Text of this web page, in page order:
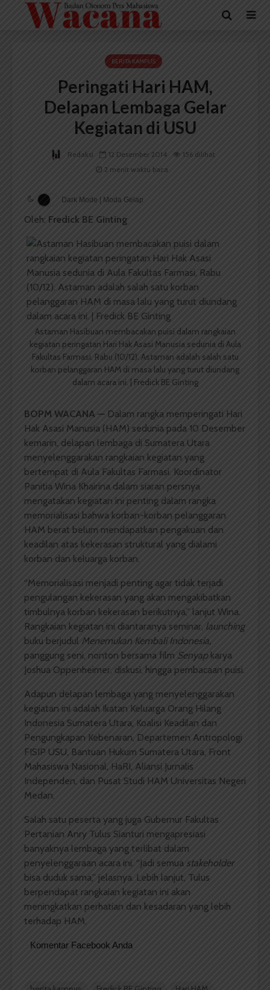
BERITA KAMPUS
Peringati Hari HAM,
Delapan Lembaga Gelar
Kegiatan di USU
Redaksi 12 Desember 2014
156 dilihat
2 menit waktu baca
Dark Mode | Moda Gelap
Oleh: Fredick BE Ginting
Astaman Hasibuan membacakan puisi dalam rangkaian
kegiatan peringatan Hari Hak Asasi Manusia sedunia di Aula
Fakultas Farmasi, Rabu (10/12). Astaman adalah salah satu
korban pelanggaran HAM di masa lalu yang turut diundang
dalam acara ini. | Fredick BE Ginting
BOPM WACANA — Dalam rangka memperingati Hari
Hak Asasi Manusia (HAM) sedunia pada 10 Desember
kemarin, delapan lembaga di Sumatera Utara
menyelenggarakan rangkaian kegiatan yang
bertempat di Aula Fakultas Farmasi. Koordinator
Panitia Wina Khairina dalam siaran persnya
mengatakan kegiatan ini penting dalam rangka
memorialisasi bahwa korban-korban pelanggaran
HAM berat belum mendapatkan pengakuan dan
keadilan atas kekerasan struktural yang dialami
korban dan keluarga korban.
“Memorialisasi menjadi penting agar tidak terjadi
pengulangan kekerasan yang akan mengakibatkan
timbulnya korban kekerasan berikutnya,” lanjut Wina.
Rangkaian kegiatan ini diantaranya seminar, launching
buku berjudul Menemukan Kembali Indonesia,
panggung seni, nonton bersama film Senyap karya
Joshua Oppenheimer, diskusi, hingga pembacaan puisi.
Adapun delapan lembaga yang menyelenggarakan
kegiatan ini adalah Ikatan Keluarga Orang Hilang
Indonesia Sumatera Utara, Koalisi Keadilan dan
Pengungkapan Kebenaran, Departemen Antropologi
FISIP USU, Bantuan Hukum Sumatera Utara, Front
Mahasiswa Nasional, HaRI, Aliansi Jurnalis
Independen, dan Pusat Studi HAM Universitas Negeri
Medan.
Salah satu peserta yang juga Gubernur Fakultas
Pertanian Anry Tulus Sianturi mengapresiasi
banyaknya lembaga yang terlibat dalam
penyelenggaraan acara ini. “Jadi semua stakeholder
bisa duduk sama,” jelasnya. Lebih lanjut, Tulus
berpendapat rangkaian kegiatan ini akan
meningkatkan perhatian dan kesadaran yang lebih
terhadap HAM.
Komentar Facebook Anda